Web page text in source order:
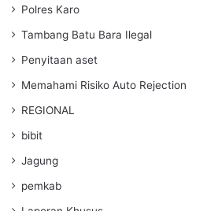
Polres Karo
Tambang Batu Bara Ilegal
Penyitaan aset
Memahami Risiko Auto Rejection
REGIONAL
bibit
Jagung
pemkab